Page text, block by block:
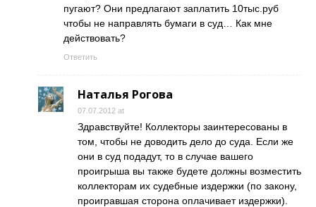
пугают? Они предлагают заплатить 10тыс.руб
чтобы не направлять бумаги в суд… Как мне
действовать?
Ответить
Наталья Рогова
07.07.2012 at
Здравствуйте! Коллекторы заинтересованы в
том, чтобы не доводить дело до суда. Если же
они в суд подадут, то в случае вашего
проигрыша вы также будете должны возместить
коллекторам их судебные издержки (по закону,
проигравшая сторона оплачивает издержки).